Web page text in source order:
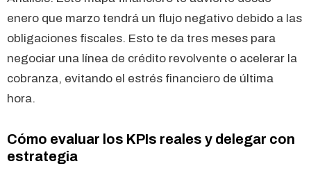
enero que marzo tendrá un flujo negativo debido a las
obligaciones fiscales. Esto te da tres meses para
negociar una línea de crédito revolvente o acelerar la
cobranza, evitando el estrés financiero de última
hora.
Cómo evaluar los KPIs reales y delegar con
estrategia